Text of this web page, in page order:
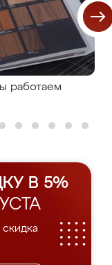
работаем
В 5%
скидка